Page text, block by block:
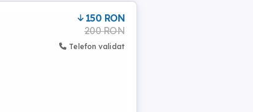
150 RON
200 RON
Telefon validat